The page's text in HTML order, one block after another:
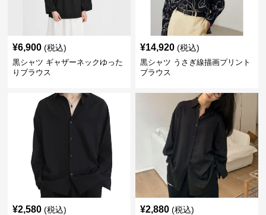
¥6,900 (税込)
黒シャツ ギャザーネックゆった
りブラウス
¥14,920 (税込)
黒シャツ うさぎ線描画プリント
ブラウス
¥2,580 (税込) ¥2,880 (税込)